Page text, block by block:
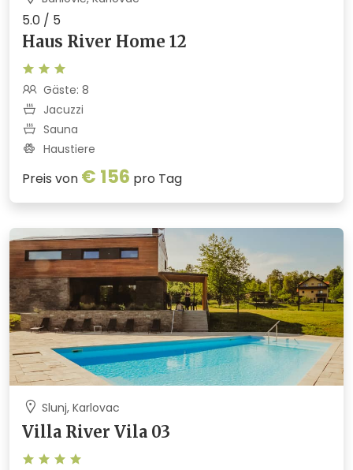
5.0 / 5
Haus River Home 12
Gäste: 8
Jacuzzi
Sauna
Haustiere
Preis von € 156 pro Tag
Slunj, Karlovac
Villa River Vila 03